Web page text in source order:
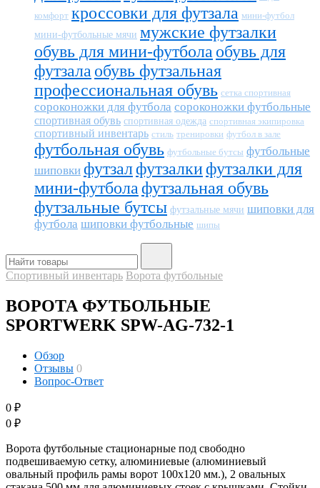
комфорт кроссовки для футзала мини-футбол
мини-футбольные мячи мужские футзалки
обувь для мини-футбола обувь для
футзала обувь футзальная
профессиональная обувь сетка спортивная
сороконожки для футбола сороконожки футбольные
спортивная обувь спортивная одежда спортивная экипировка
спортивный инвентарь стиль тренировки футбол в зале
футбольная обувь футбольные бутсы футбольные
шиповки футзалфутзалкифутзалки для
мини-футбола футзальная обувь
футзальные бутсы футзальные мячи шиповки для
футбола шиповки футбольные шипы
Спортивный инвентарь Ворота футбольные
ВОРОТА ФУТБОЛЬНЫЕ
SPORTWERK SPW-AG-732-1
Обзор
Отзывы 0
Вопрос-Ответ
0 ₽
0 ₽
Ворота футбольные стационарные под свободно
подвешиваемую сетку, алюминиевые (алюминиевый
овальный профиль рамы ворот 100х120 мм.), 2 овальных